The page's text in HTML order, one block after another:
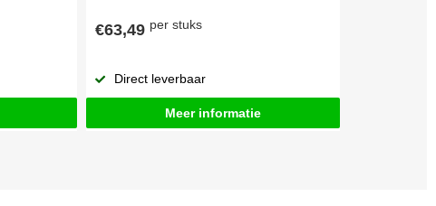
€63,49 per stuks
Direct leverbaar
Meer informatie